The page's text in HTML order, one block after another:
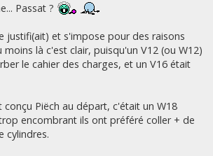
Passat ?
justifi(ait) et s'impose pour des raisons
là c'est clair, puisqu'un V12 (ou W12)
le cahier des charges, et un V16 était
conçu Piëch au départ, c'était un W18
encombrant ils ont préféré coller + de
cylindres.